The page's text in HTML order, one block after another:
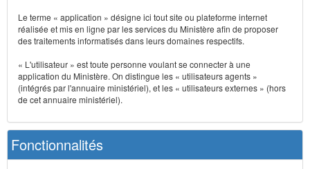
Le terme « application » désigne ici tout site ou plateforme internet
réalisée et mis en ligne par les services du Ministère afin de proposer
des traitements informatisés dans leurs domaines respectifs.
« L'utilisateur » est toute personne voulant se connecter à une
application du Ministère. On distingue les « utilisateurs agents »
(intégrés par l'annuaire ministériel), et les « utilisateurs externes » (hors
de cet annuaire ministériel).
Fonctionnalités